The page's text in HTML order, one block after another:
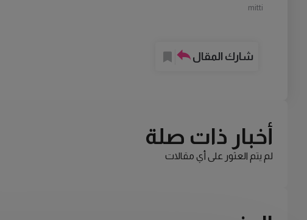
mitti
شارك المقال
أخبار ذات صلة
لم يتم العثور على أي مقالات